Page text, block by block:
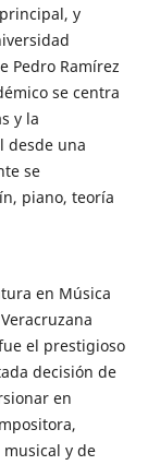
y
Pedro Ramírez
se centra
y la
desde una
se
piano, teoría
en Música
el prestigioso
decisión de
en
y de